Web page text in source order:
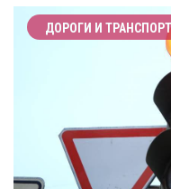
ДОРОГИ И ТРАНСПОРТ